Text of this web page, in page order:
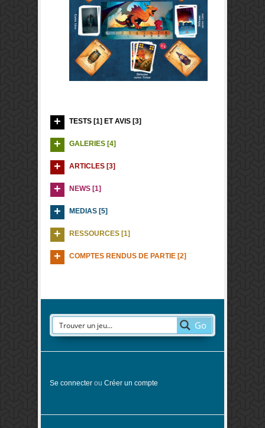
TESTS [1] ET AVIS [3]
GALERIES [4]
ARTICLES [3]
NEWS [1]
MEDIAS [5]
RESSOURCES [1]
COMPTES RENDUS DE PARTIE [2]
Go
Se connecter ou Créer un compte